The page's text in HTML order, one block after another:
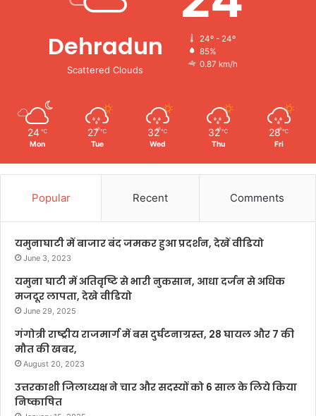
Dehradun
Scattered Clouds
24º - 24º
85%
0.87 km/h
24 ℃
Mon
27 ℃
Tue
32 ℃
Wed
32 ℃
Thu
28 ℃
Fri
Popular Recent Comments
यमुनाघाटी में बाजार बंद जमकर हुआ प्रदर्शन, देखें वीडियो
June 3, 2023
यमुना घाटी में अतिवृष्टि से भारी नुकसान, आधा दर्जन से अधिक
मजदूर लापता, देखे वीडियो
June 29, 2025
गंगोत्री राष्ट्रीय राजमार्ग में बस दुर्घटनाग्रस्त, 28 घायल और 7 की
मौत की खबर,
August 20, 2023
उत्तरकाशी जिलाध्यक्ष ने चार और सदस्यों को 6 साल के लिये किया
निष्काषित